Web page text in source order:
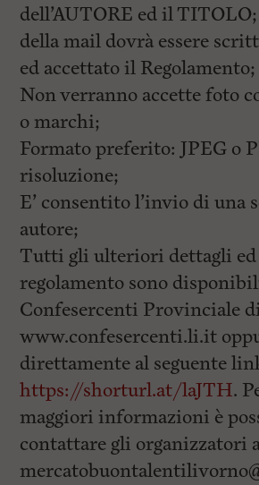
dell’AUTORE ed il
della mail dovrà essere
ed accettato il Regolamento;
Non verranno accette foto
o marchi;
Formato preferito: JPEG o
risoluzione;
E’ consentito l’invio di una
autore;
Tutti gli ulteriori dettagli
regolamento sono
Confesercenti Provinciale
www.confesercenti.li.it
direttamente al seguente
https://shorturl.at/laJTH.
maggiori informazioni è
contattare gli organizzatori